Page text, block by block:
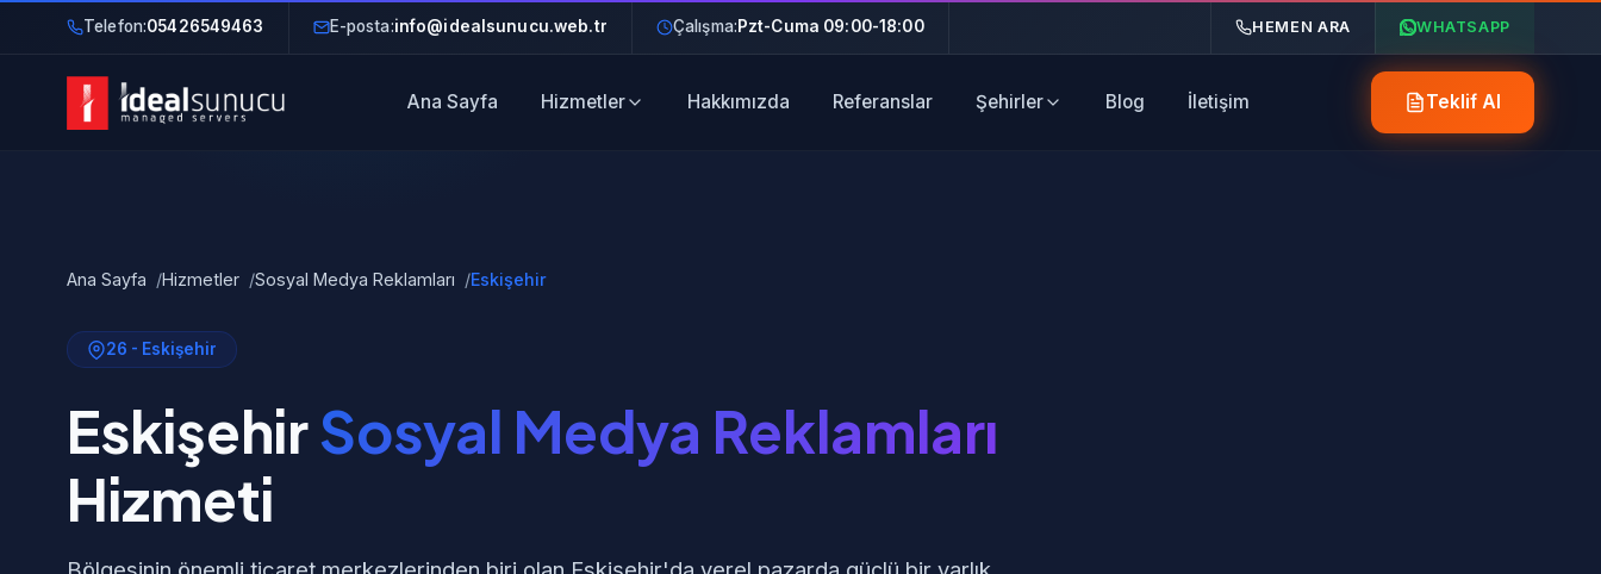
Telefon:05426549463 E-posta:info@idealsunucu.web.tr Çalışma:Pzt-Cuma 09:00-18:00 HEMEN ARA WHATSAPP
Ana Sayfa Hizmetler Hakkımızda Referanslar Şehirler Blog İletişim Teklif Al
Ana Sayfa Hizmetler Sosyal Medya Reklamları Eskişehir
26 - Eskişehir
EskişehirSosyal Medya Reklamları
Hizmeti